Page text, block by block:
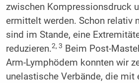
zwischen Kompressionsdruck
ermittelt werden. Schon relativ
sind im Stande, eine
reduzieren.2, 3 Beim Post-
Arm-Lymphödem konnten wir
unelastische Verbände, die mit